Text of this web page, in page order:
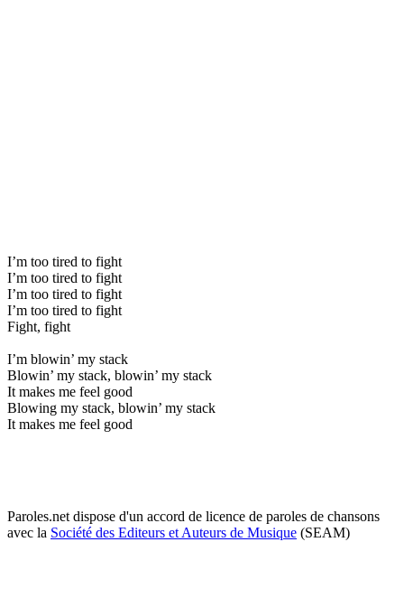
I’m too tired to fight
I’m too tired to fight
I’m too tired to fight
I’m too tired to fight
Fight, fight
I’m blowin’ my stack
Blowin’ my stack, blowin’ my stack
It makes me feel good
Blowing my stack, blowin’ my stack
It makes me feel good
Paroles.net dispose d'un accord de licence de paroles de chansons
avec la Société des Editeurs et Auteurs de Musique (SEAM)